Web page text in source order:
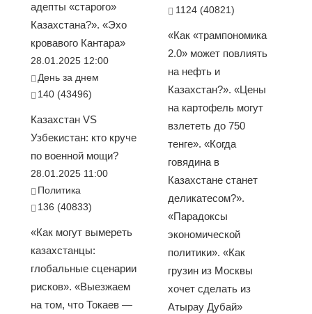
адепты «старого»
Казахстана?». «Эхо
кровавого Кантара»
28.01.2025 12:00
День за днем
140 (43496)
Казахстан VS
Узбекистан: кто круче
по военной мощи?
28.01.2025 11:00
Политика
136 (40833)
«Как могут вымереть
казахстанцы:
глобальные сценарии
рисков». «Выезжаем
на том, что Токаев —
1124 (40821)
«Как «трампономика
2.0» может повлиять
на нефть и
Казахстан?». «Цены
на картофель могут
взлететь до 750
тенге». «Когда
говядина в
Казахстане станет
деликатесом?».
«Парадоксы
экономической
политики». «Как
грузин из Москвы
хочет сделать из
Атырау Дубай»